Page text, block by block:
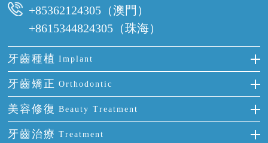
+85362124305（澳門）
+8615344824305（珠海）
牙齒種植 Implant
種牙
單顆牙缺失
門牙缺失
牙齒矯正 Orthodontic
隱形箍牙
前牙反頜
美容修復 Beauty Treatment
全瓷牙
牙齒治療 Treatment